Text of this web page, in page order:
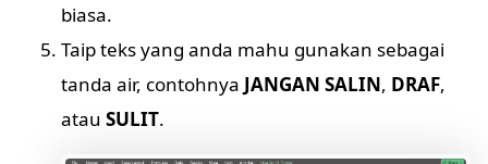
biasa.
Taip teks yang anda mahu gunakan sebagai
tanda air, contohnya JANGAN SALIN, DRAF,
atau SULIT.